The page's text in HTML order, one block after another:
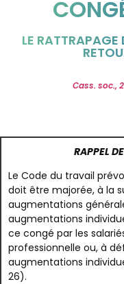
LE RATTRAPAGE
Cass. soc.,
RAPPEL
Le Code du travail
doit être majorée, à la
augmentations
augmentations
ce congé par les
professionnelle ou, à
augmentations
26).